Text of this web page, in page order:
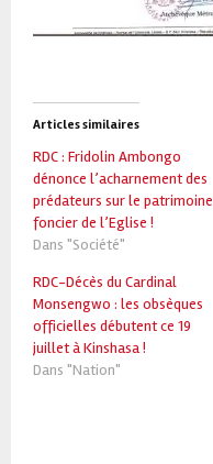
Articles similaires
RDC : Fridolin Ambongo
dénonce l’acharnement des
prédateurs sur le patrimoine
foncier de l’Eglise !
Dans "Société"
RDC-Décès du Cardinal
Monsengwo : les obsèques
officielles débutent ce 19
juillet à Kinshasa !
Dans "Nation"